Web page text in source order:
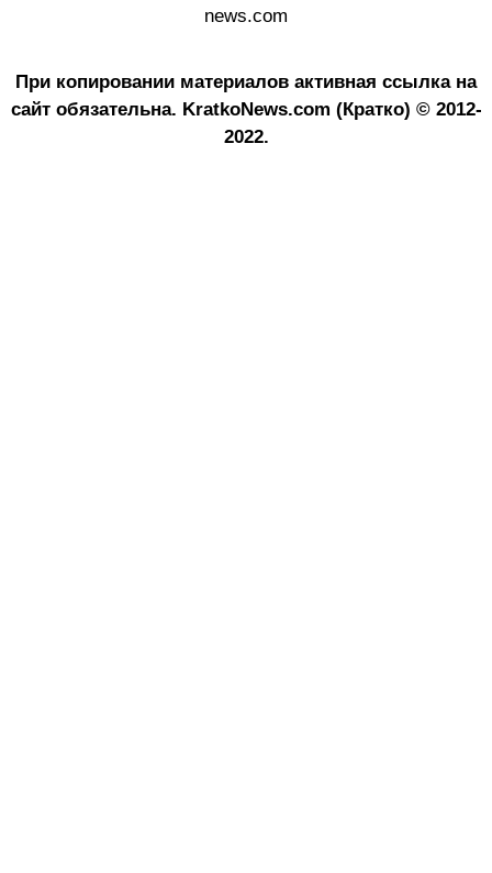
news.com
При копировании материалов активная ссылка на
сайт обязательна. KratkoNews.com (Кратко) © 2012-
2022.